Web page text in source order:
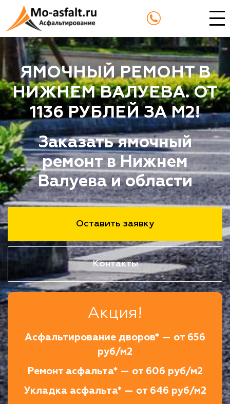
ЯМОЧНЫЙ РЕМОНТ В
НИЖНЕМ ВАЛУЕВА. ОТ
1136 РУБЛЕЙ ЗА М2!
Заказать ямочный
ремонт в Нижнем
Валуева и области
Оставить заявку
Контакты
Акция!
Асфальтирование дворов* — от 656
руб/м2
Ремонт асфальта* — от 606 руб/м2
Укладка асфальта* — от 646 руб/м2